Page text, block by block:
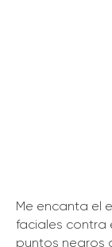
Me encanta el
faciales contra
puntos negros